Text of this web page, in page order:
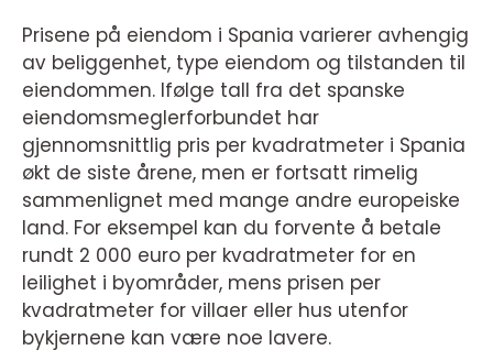
Prisene på eiendom i Spania varierer avhengig
av beliggenhet, type eiendom og tilstanden til
eiendommen. Ifølge tall fra det spanske
eiendomsmeglerforbundet har
gjennomsnittlig pris per kvadratmeter i Spania
økt de siste årene, men er fortsatt rimelig
sammenlignet med mange andre europeiske
land. For eksempel kan du forvente å betale
rundt 2 000 euro per kvadratmeter for en
leilighet i byområder, mens prisen per
kvadratmeter for villaer eller hus utenfor
bykjernene kan være noe lavere.